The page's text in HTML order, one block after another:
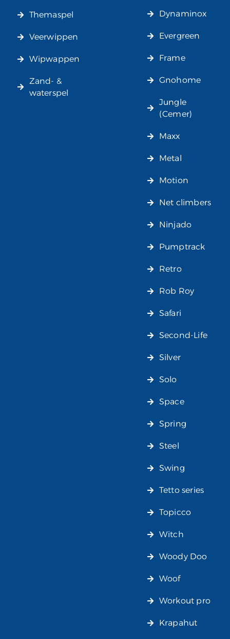
Themaspel
Veerwippen
Wipwappen
Zand- &
waterspel
Dynaminox
Evergreen
Frame
Gnohome
Jungle
(Cemer)
Maxx
Metal
Motion
Net climbers
Ninjado
Pumptrack
Retro
Rob Roy
Safari
Second-Life
Silver
Solo
Space
Spring
Steel
Swing
Tetto series
Topicco
Witch
Woody Doo
Woof
Workout pro
Krapahut